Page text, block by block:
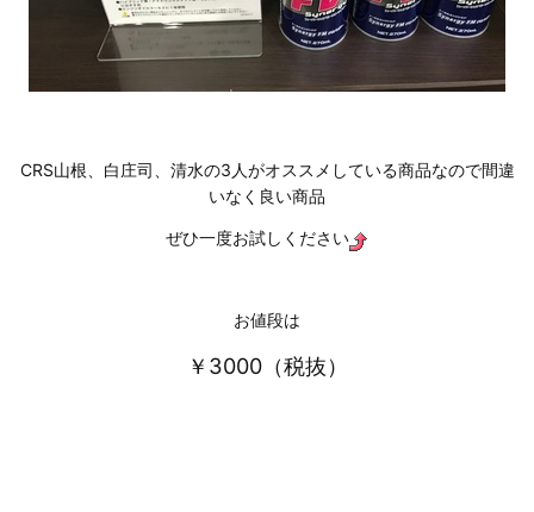
CRS山根、白庄司、清水の3人がオススメしている商品なので間違
いなく良い商品
ぜひ一度お試しください
お値段は
￥3000（税抜）